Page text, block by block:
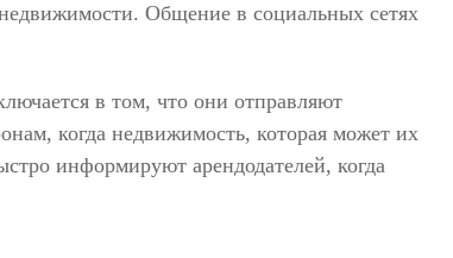
Общение в социальных сетях
в том, что они отправляют
когда недвижимость, которая может их
информируют арендодателей, когда